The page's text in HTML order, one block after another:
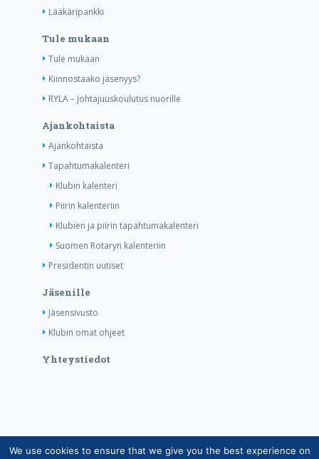
Lääkäripankki
Tule mukaan
Tule mukaan
Kiinnostaako jäsenyys?
RYLA – Johtajuuskoulutus nuorille
Ajankohtaista
Ajankohtaista
Tapahtumakalenteri
Klubin kalenteri
Piirin kalenteriin
Klubien ja piirin tapahtumakalenteri
Suomen Rotaryn kalenteriin
Presidentin uutiset
Jäsenille
Jäsensivusto
Klubin omat ohjeet
Yhteystiedot
Copyright © Suomen Rotarypalvelu ry 2026 |
We use cookies to ensure that we give you the best experience on